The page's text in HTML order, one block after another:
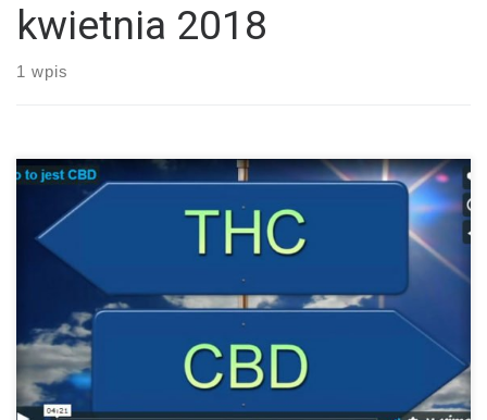
kwietnia 2018
1 wpis
Temat marihuany oraz jej medycznego wykorzystania stale
stymuluje globalną debatę. […]